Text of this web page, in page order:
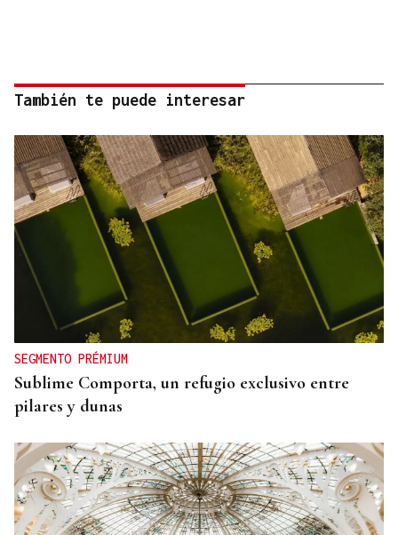
También te puede interesar
SEGMENTO PRÉMIUM
Sublime Comporta, un refugio exclusivo entre
pilares y dunas